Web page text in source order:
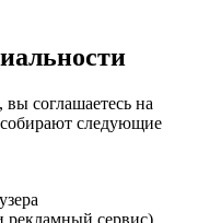
соглашаетесь на
следующие
рекламный сервис)